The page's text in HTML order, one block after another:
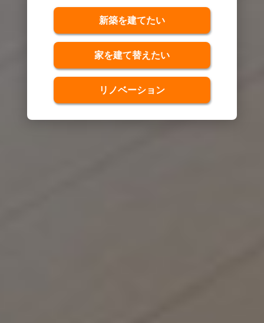
新築を建てたい
家を建て替えたい
リノベーション